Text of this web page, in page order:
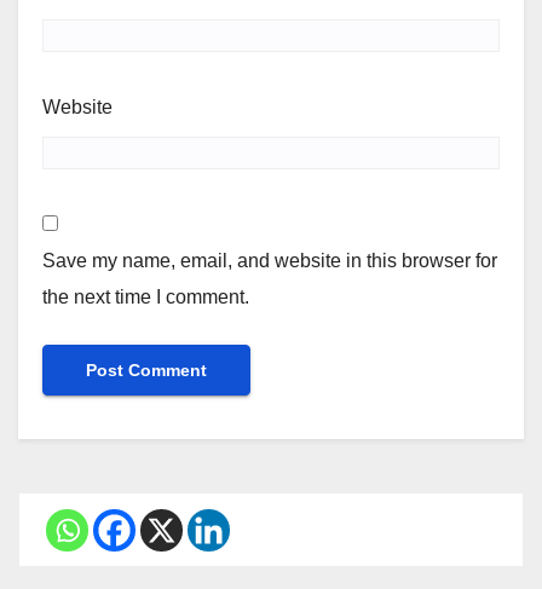
Website
Save my name, email, and website in this browser for
the next time I comment.